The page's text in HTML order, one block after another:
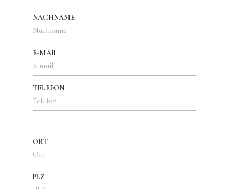
NACHNAME
E-MAIL
TELEFON
ORT
PLZ